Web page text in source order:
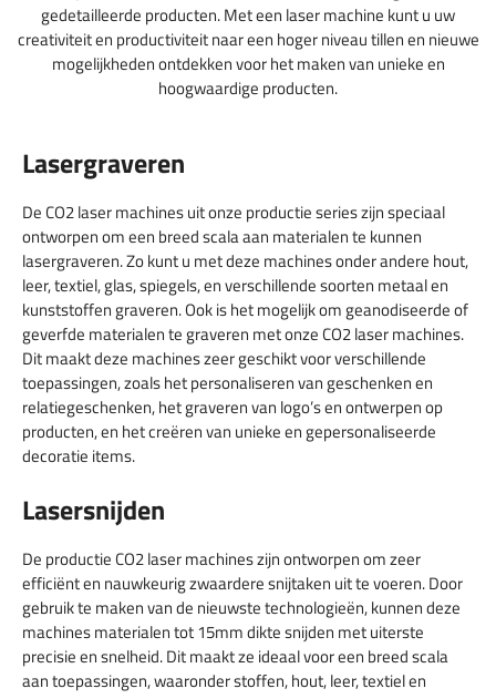
gedetailleerde producten. Met een laser machine kunt u uw
creativiteit en productiviteit naar een hoger niveau tillen en nieuwe
mogelijkheden ontdekken voor het maken van unieke en
hoogwaardige producten.
Lasergraveren
De CO2 laser machines uit onze productie series zijn speciaal
ontworpen om een breed scala aan materialen te kunnen
lasergraveren. Zo kunt u met deze machines onder andere hout,
leer, textiel, glas, spiegels, en verschillende soorten metaal en
kunststoffen graveren. Ook is het mogelijk om geanodiseerde of
geverfde materialen te graveren met onze CO2 laser machines.
Dit maakt deze machines zeer geschikt voor verschillende
toepassingen, zoals het personaliseren van geschenken en
relatiegeschenken, het graveren van logo’s en ontwerpen op
producten, en het creëren van unieke en gepersonaliseerde
decoratie items.
Lasersnijden
De productie CO2 laser machines zijn ontworpen om zeer
efficiënt en nauwkeurig zwaardere snijtaken uit te voeren. Door
gebruik te maken van de nieuwste technologieën, kunnen deze
machines materialen tot 15mm dikte snijden met uiterste
precisie en snelheid. Dit maakt ze ideaal voor een breed scala
aan toepassingen, waaronder stoffen, hout, leer, textiel en